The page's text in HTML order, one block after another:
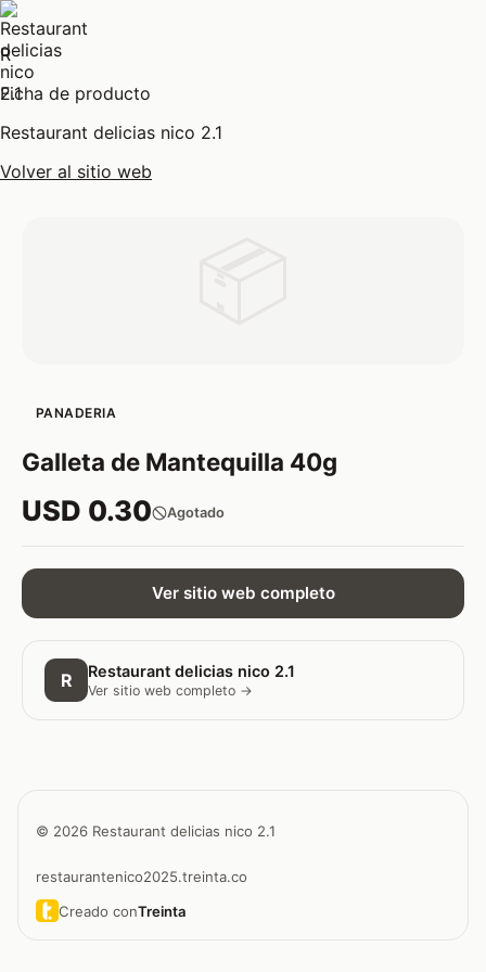
R
Ficha de producto
Restaurant delicias nico 2.1
Volver al sitio web
PANADERIA
Galleta de Mantequilla 40g
USD 0.30 Agotado
Ver sitio web completo
R Restaurant delicias nico 2.1
Ver sitio web completo →
© 2026 Restaurant delicias nico 2.1
restaurantenico2025.treinta.co
Creado conTreinta